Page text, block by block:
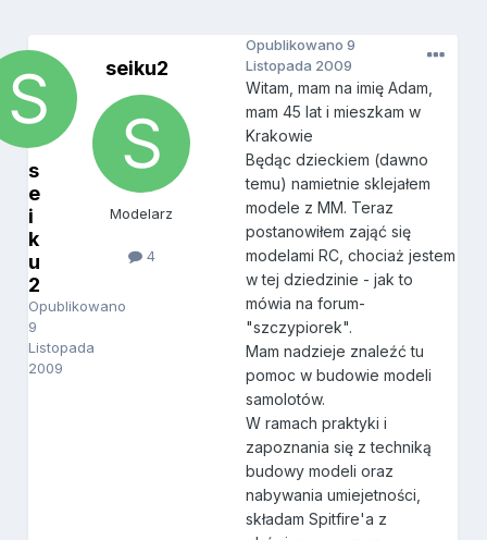
s
e
i
k
u
2
Opublikowano
9
Listopada
2009
seiku2
Modelarz
4
Opublikowano9
Listopada 2009
Witam, mam na imię Adam,
mam 45 lat i mieszkam w
Krakowie
Będąc dzieckiem (dawno
temu) namietnie sklejałem
modele z MM. Teraz
postanowiłem zająć się
modelami RC, chociaż jestem
w tej dziedzinie - jak to
mówia na forum-
"szczypiorek".
Mam nadzieje znaleźć tu
pomoc w budowie modeli
samolotów.
W ramach praktyki i
zapoznania się z techniką
budowy modeli oraz
nabywania umiejetności,
składam Spitfire'a z